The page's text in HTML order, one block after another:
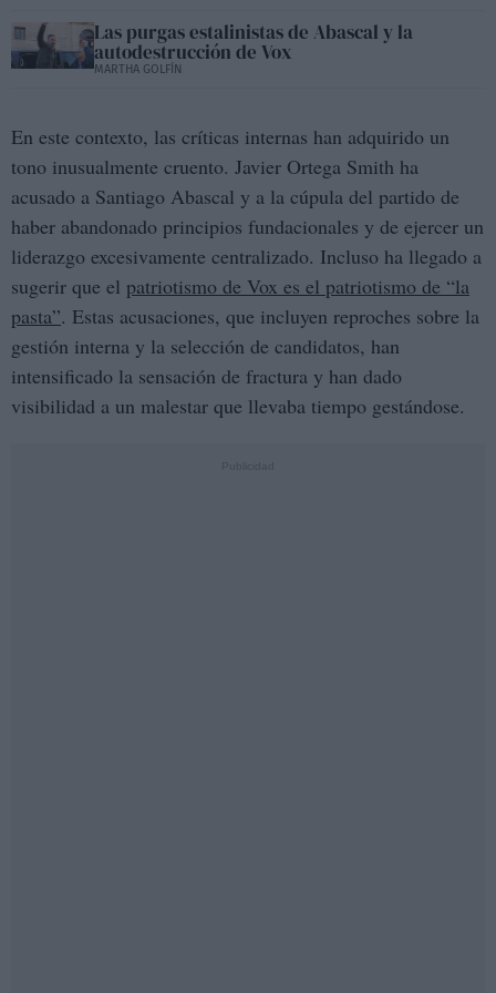
Las purgas estalinistas de Abascal y la
autodestrucción de Vox
MARTHA GOLFÍN
En este contexto, las críticas internas han adquirido un
tono inusualmente cruento. Javier Ortega Smith ha
acusado a Santiago Abascal y a la cúpula del partido de
haber abandonado principios fundacionales y de ejercer un
liderazgo excesivamente centralizado. Incluso ha llegado a
sugerir que el patriotismo de Vox es el patriotismo de “la
pasta”. Estas acusaciones, que incluyen reproches sobre la
gestión interna y la selección de candidatos, han
intensificado la sensación de fractura y han dado
visibilidad a un malestar que llevaba tiempo gestándose.